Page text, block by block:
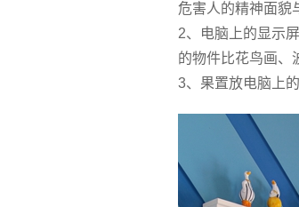
危害人的精神面貌
2、电脑上的显示
的物件比花鸟画、
3、果置放电脑上